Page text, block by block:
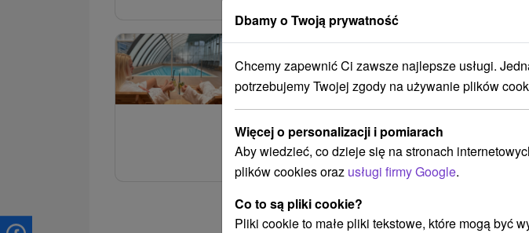
3.
Domalenka Topka: Relaks w Pieszczanach z
odmówisz (Oferta limitowana)
Od 2 Noce
Relaksujący pobyt pełen dobrego samopoczucia, podczas
pyszną kolacją, nieograniczonym dostępem do hotelowego...
Zobacz więcej
Dbamy o Twoją prywatność
Chcemy zapewnić Ci zawsze najlepsze usługi.
potrzebujemy Twojej zgody na używanie plików
Więcej o personalizacji i pomiarach
Aby wiedzieć, co dzieje się na stronach
plików cookies oraz usługi firmy Google.
Co to są pliki cookie?
Pliki cookie to małe pliki tekstowe, które mogą być